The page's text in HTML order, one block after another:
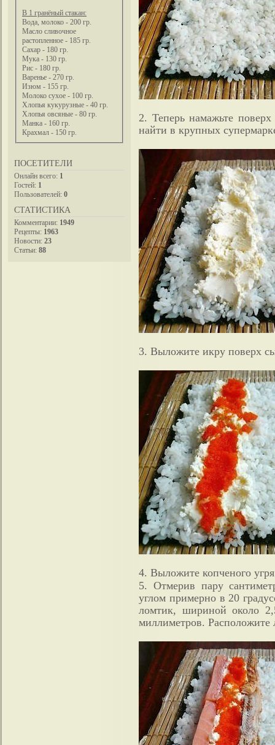
В 1 гранёный стакан:
Вода, молоко - 200 гр.
Масло сливочное
растопленное - 185 гр.
Сахар - 180 гр.
Мука - 130 гр.
Рис - 180 гр.
Варенье - 270 гр.
Изюм - 155 гр.
Молоко сухое - 100 гр.
Хлопья кукурузные - 40 гр.
Хлопья овсяные - 80 гр.
Манка - 160 гр.
Крахмал - 150 гр.
ПОСЕТИТЕЛИ
Онлайн всего: 1
Гостей: 1
Пользователей: 0
СТАТИСТИКА
Комментарии: 1949
Рецепты: 1963
Новости: 23
Статьи: 88
2. Теперь намажьте
найти в крупных
3. Выложите икру поверх
4. Выложите копченого
5. Отмерив пару
углом примерно в 20
ломтик, шириной около
миллиметров.